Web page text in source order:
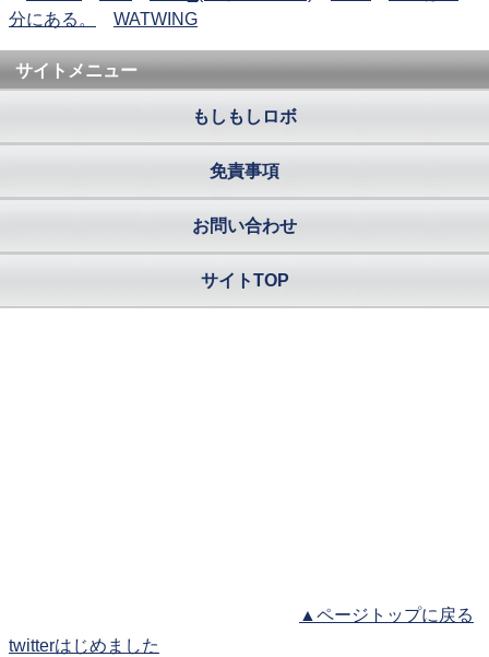
分にある。
WATWING
サイトメニュー
もしもしロボ
免責事項
お問い合わせ
サイトTOP
▲ページトップに戻る
twitterはじめました